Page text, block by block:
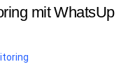
mit WhatsUp